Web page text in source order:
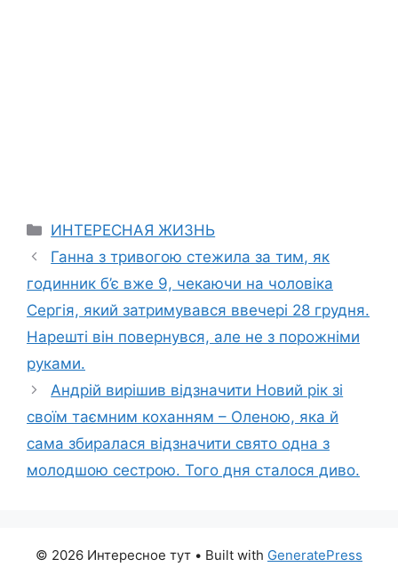
Categories
ИНТЕРЕСНАЯ ЖИЗНЬ
Ганна з тривогою стежила за тим, як
годинник б’є вже 9, чекаючи на чоловіка
Сергія, який затримувався ввечері 28 грудня.
Нарешті він повернувся, але не з порожніми
руками.
Андрій вирішив відзначити Новий рік зі
своїм таємним коханням – Оленою, яка й
сама збиралася відзначити свято одна з
молодшою сестрою. Того дня сталося диво.
© 2026 Интересное тут • Built with GeneratePress